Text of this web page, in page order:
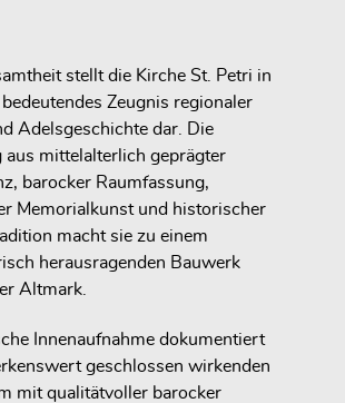
stellt die Kirche St. Petri in
Zeugnis regionaler
Adelsgeschichte dar. Die
aus mittelalterlich geprägter
barocker Raumfassung,
Memorialkunst und historischer
macht sie zu einem
herausragenden Bauwerk
Altmark.
Innenaufnahme dokumentiert
geschlossen wirkenden
mit qualitätvoller barocker